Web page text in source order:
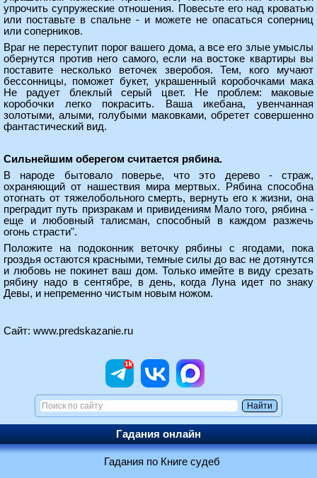
упрочить супружеские отношения. Повесьте его над кроватью
или поставьте в спальне - и можете не опасаться соперниц
или соперников.
Враг не переступит порог вашего дома, а все его злые умыслы
обернутся против него самого, если на востоке квартиры вы
поставите несколько веточек зверобоя. Тем, кого мучают
бессонницы, поможет букет, украшенный коробочками мака
Не радует блеклый серый цвет. Не проблем: маковые
коробочки легко покрасить. Ваша икебана, увенчанная
золотыми, алыми, голубыми маковками, обретет совершенно
фантастический вид.
Сильнейшим оберегом считается рябина.
В народе бытовало поверье, что это дерево - страж,
охраняющий от нашествия мира мертвых. Рябина способна
отогнать от тяжелобольного смерть, вернуть его к жизни, она
преградит путь призракам и привидениям Мало того, рябина -
еще и любовный талисман, способный в каждом разжечь
огонь страсти".
Положите на подоконник веточку рябины с ягодами, пока
гроздья остаются красными, темные силы до вас не дотянутся
и любовь не покинет ваш дом. Только имейте в виду срезать
рябину надо в сентябре, в день, когда Луна идет по знаку
Девы, и непременно чистым новым ножом.
Сайт: www.predskazanie.ru
Гадания онлайн
Гадания по Книге судеб